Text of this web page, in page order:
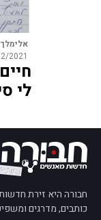
2021
לי
חבורה היא זירת
כותבים, מדרגים